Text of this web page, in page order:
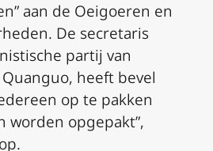
aan de Oeigoeren en
De secretaris
partij van
heeft bevel
op te pakken
worden opgepakt”,